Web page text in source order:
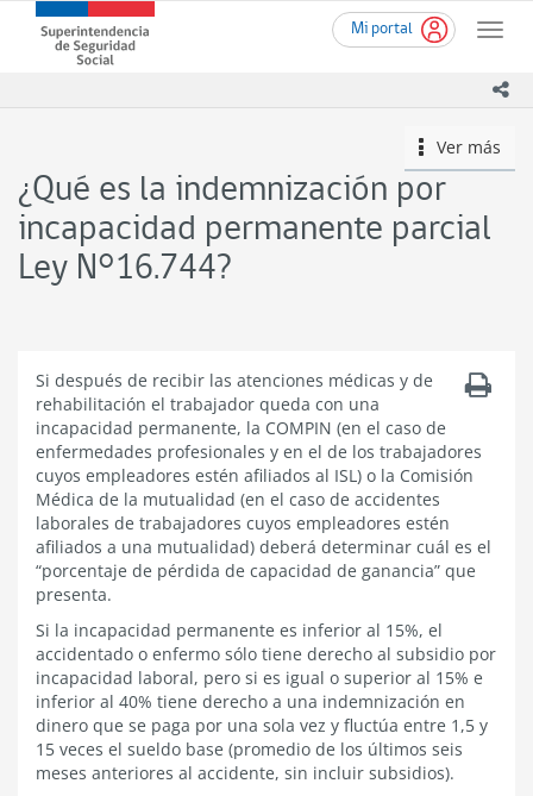
contenido
Mi portal
Toggle
Superintendencia
de
Gobierno
de
Chile
icono
Ver más
¿Qué es la indemnización por
incapacidad permanente parcial
Ley N°16.744?
Si después de recibir las atenciones médicas y de
rehabilitación el trabajador queda con una
incapacidad permanente, la COMPIN (en el caso de
enfermedades profesionales y en el de los trabajadores
cuyos empleadores estén afiliados al ISL) o la Comisión
Médica de la mutualidad (en el caso de accidentes
laborales de trabajadores cuyos empleadores estén
afiliados a una mutualidad) deberá determinar cuál es el
“porcentaje de pérdida de capacidad de ganancia” que
presenta.
Si la incapacidad permanente es inferior al 15%, el
accidentado o enfermo sólo tiene derecho al subsidio por
incapacidad laboral, pero si es igual o superior al 15% e
inferior al 40% tiene derecho a una indemnización en
dinero que se paga por una sola vez y fluctúa entre 1,5 y
15 veces el sueldo base (promedio de los últimos seis
meses anteriores al accidente, sin incluir subsidios).